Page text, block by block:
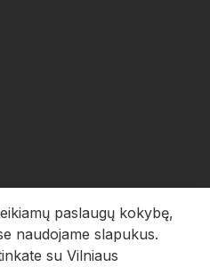
Vilnius
paslaugų kokybę,
naudojame slapukus.
su Vilniaus